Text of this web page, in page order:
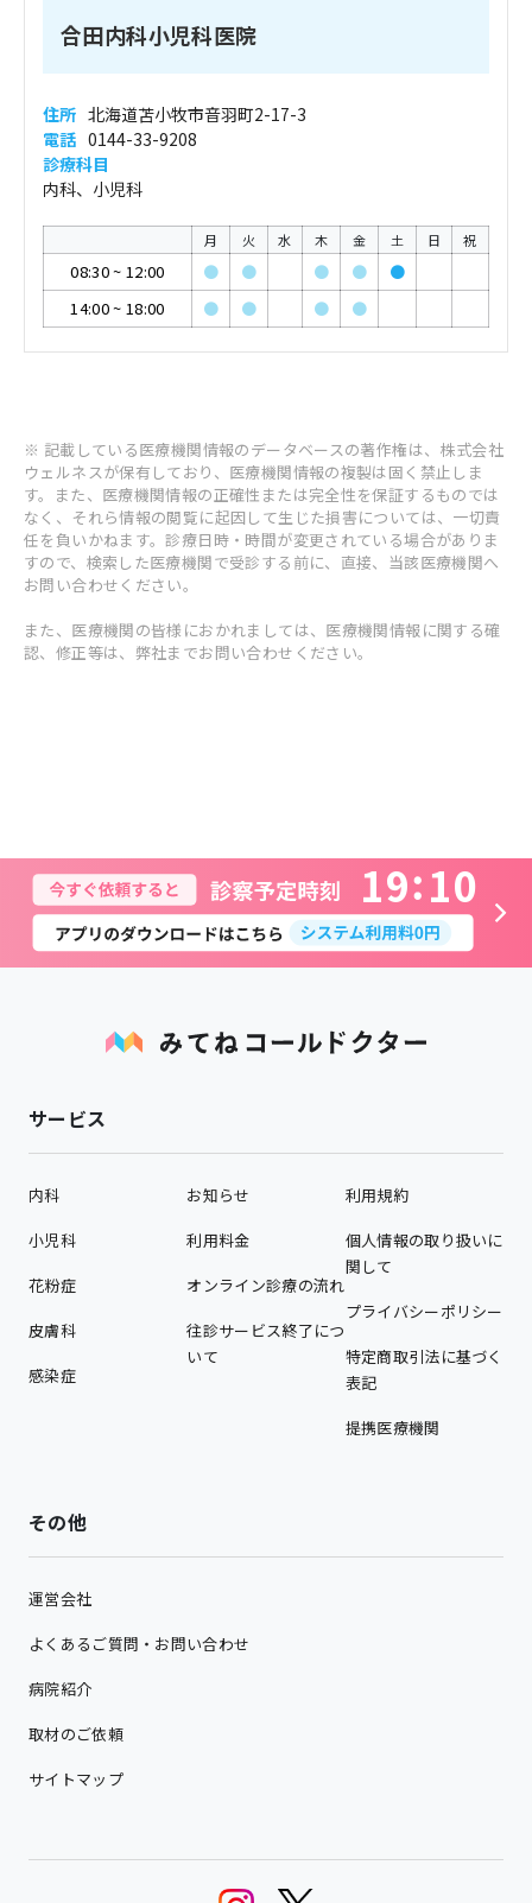
合田内科小児科医院
住所 北海道苫小牧市音羽町2-17-3
電話 0144-33-9208
診療科目
内科、小児科
月 火 水 木 金 土 日 祝
08:30~ 12:00 ● ● ● ●
●
14:00~ 18:00 ● ● ● ●
※ 記載している医療機関情報のデータベースの著作権は、株式会社
ウェルネスが保有しており、医療機関情報の複製は固く禁止しま
す。また、医療機関情報の正確性または完全性を保証するものでは
なく、それら情報の閲覧に起因して生じた損害については、一切責
任を負いかねます。診療日時・時間が変更されている場合がありま
すので、検索した医療機関で受診する前に、直接、当該医療機関へ
お問い合わせください。
また、医療機関の皆様におかれましては、医療機関情報に関する確
認、修正等は、弊社までお問い合わせください。
19 10
サービス
内科
小児科
花粉症
皮膚科
感染症
お知らせ
利用料金
オンライン診療の流れ
往診サービス終了につ
いて
利用規約
個人情報の取り扱いに
関して
プライバシーポリシー
特定商取引法に基づく
表記
提携医療機関
その他
運営会社
よくあるご質問・お問い合わせ
病院紹介
取材のご依頼
サイトマップ